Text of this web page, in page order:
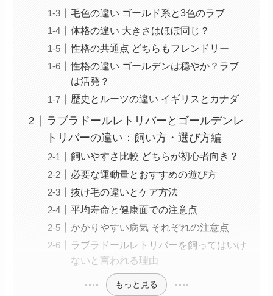
毛色の違い ゴールド系と3色のラブ
体格の違い 大きさはほぼ同じ？
性格の共通点 どちらもフレンドリー
性格の違い ゴールデンは穏やか？ラブ
は活発？
歴史とルーツの違い イギリスとカナダ
ラブラドールレトリバーとゴールデンレ
トリバーの違い：飼い方・選び方編
飼いやすさ比較 どちらが初心者向き？
必要な運動量とおすすめの遊び方
抜け毛の違いとケア方法
平均寿命と健康面での注意点
かかりやすい病気 それぞれの注意点
ラブラドールレトリバーを飼ってはいけ
ないと言われる理由
もっと見る